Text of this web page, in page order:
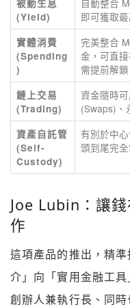
被動生息
(Yield)
自動整合
即可獲取
實體消費
(Spending
)
完美整合
金，可直
需提前解鎖
鏈上交易
(Trading)
資金隨時
(Swaps)、
資產自託管
(Self-
Custody)
有別於中
頭到尾完
Joe Lubin：讓
作
這項產品的推出，精
介」向「實用金融工
創辦人兼執行長、同